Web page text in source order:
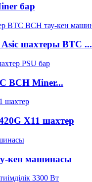
бар
Asic шахтеры BTC ...
BCH Miner...
X11 шахтер
кен машинасы